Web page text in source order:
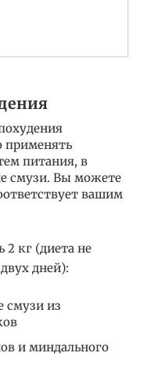
применять
питания, в
смузи. Вы можете
вашим
2 кг (диета не
дней):
смузи из
и миндального